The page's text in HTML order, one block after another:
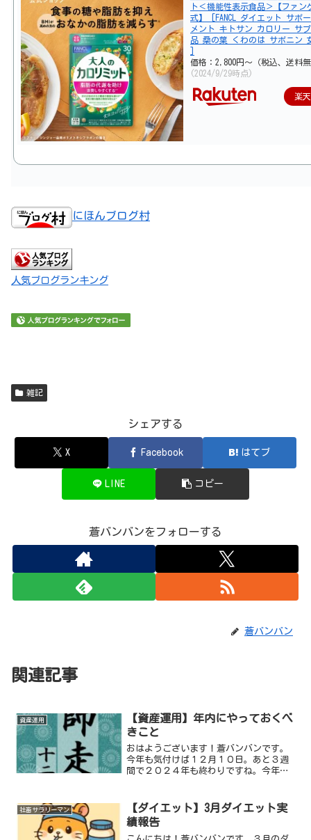
ト＜機能性表示食品＞【ファン
式】 [FANCL ダイエット サポ
メント キトサン カロリー サ
品 桑の葉 くわのは サポニン
]
価格：2,800円～（税込、送料
(2024/9/29時点)
楽
にほんブログ村
人気ブログランキング
雑記
シェアする
X Facebook はてブ
LINE コピー
蒼バンバンをフォローする
蒼バンバン
関連記事
資産運用
【資産運用】年内にやっておくべ
きこと
おはようございます！蒼バンバンです。
今年も気付けば１２月１０日。あと３週
間で２０２４年も終わりですね。今年の
ます。年内（１２月中）にやっておくべ
きこと① 2025年・新...
社畜サラリーマン
【ダイエット】3月ダイエット実
績報告